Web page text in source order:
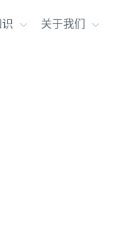
关于我们